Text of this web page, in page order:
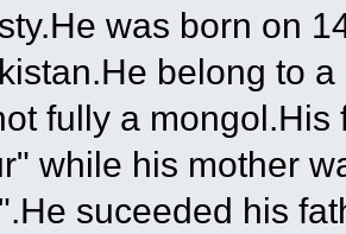
was born on
belong to
fully a
while his mother
suceeded his